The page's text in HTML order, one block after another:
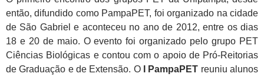
então, difundido como PampaPET, foi organizado na cidade
de São Gabriel e aconteceu no ano de 2012, entre os dias
18 e 20 de maio. O evento foi organizado pelo grupo PET
Ciências Biológicas e contou com o apoio de Pró-Reitorias
de Graduação e de Extensão. OI PampaPET reuniu alunos